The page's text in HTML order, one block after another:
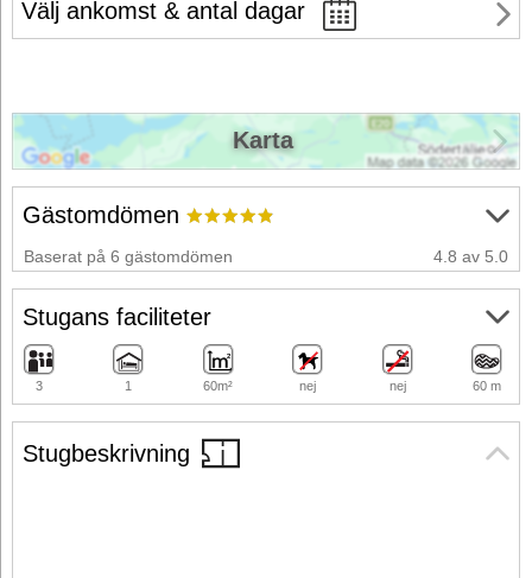
Välj ankomst & antal dagar
Stugbeskrivning
Gästomdömen
Baserat på 6 gästomdömen 4.8 av 5.0
Stugans faciliteter
3 1 60m² nej nej 60 m
Karta